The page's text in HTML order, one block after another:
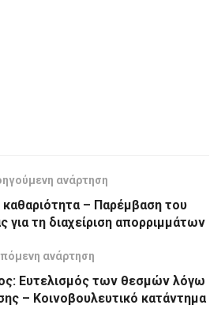
ανάρτηση
καθαριότητα – Παρέμβαση του
τη διαχείριση απορριμμάτων
ανάρτηση
Ευτελισμός των θεσμών λόγω
– Κοινοβουλευτικό κατάντημα